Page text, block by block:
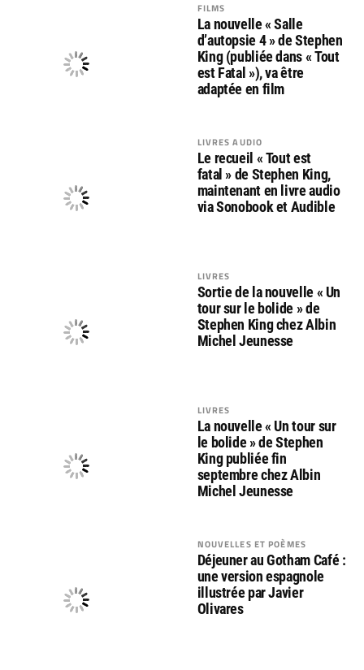
FILMS
La nouvelle « Salle
d’autopsie 4 » de Stephen
King (publiée dans « Tout
est Fatal »), va être
adaptée en film
LIVRES AUDIO
Le recueil « Tout est
fatal » de Stephen King,
maintenant en livre audio
via Sonobook et Audible
LIVRES
Sortie de la nouvelle « Un
tour sur le bolide » de
Stephen King chez Albin
Michel Jeunesse
LIVRES
La nouvelle « Un tour sur
le bolide » de Stephen
King publiée fin
septembre chez Albin
Michel Jeunesse
NOUVELLES ET POÈMES
Déjeuner au Gotham Café :
une version espagnole
illustrée par Javier
Olivares